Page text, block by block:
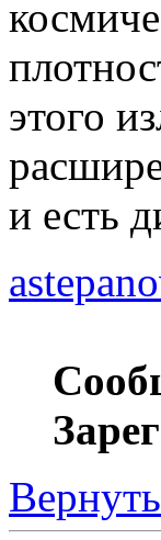
этого
и есть